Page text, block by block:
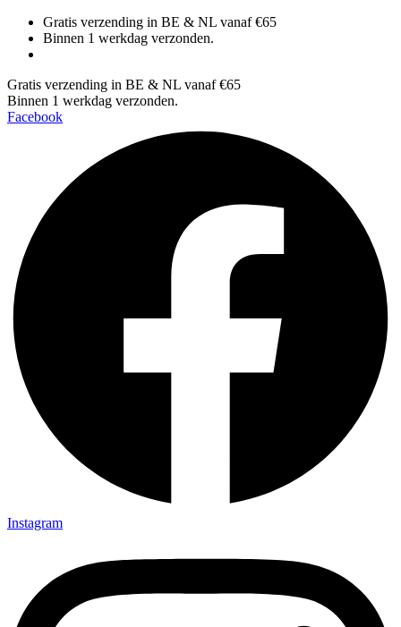
Spring
naar
Gratis verzending in BE & NL vanaf €65
Binnen 1 werkdag verzonden.
Gratis verzending in BE & NL vanaf €65
Binnen 1 werkdag verzonden.
Facebook
Instagram